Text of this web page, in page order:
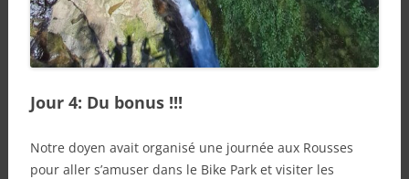
Jour 4: Du bonus !!!
Notre doyen avait organisé une journée aux Rousses
pour aller s’amuser dans le Bike Park et visiter les